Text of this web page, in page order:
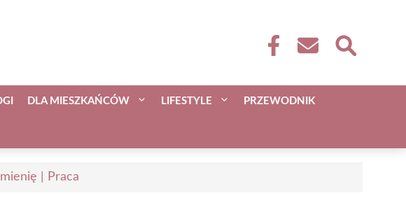
DLA MIESZKAŃCÓW LIFESTYLE PRZEWODNIK
| Praca